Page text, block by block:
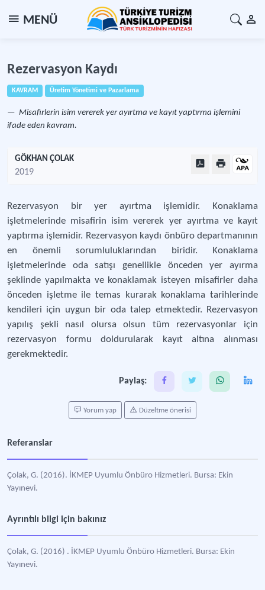
MENÜ
Rezervasyon Kaydı
KAVRAM Üretim Yönetimi ve Pazarlama
Misafirlerin isim vererek yer ayırtma ve kayıt yaptırma işlemini
ifade eden kavram.
GÖKHAN ÇOLAK
2019
Rezervasyon bir yer ayırtma işlemidir. Konaklama
işletmelerinde misafirin isim vererek yer ayırtma ve kayıt
yaptırma işlemidir. Rezervasyon kaydı önbüro departmanının
en önemli sorumluluklarından biridir. Konaklama
işletmelerinde oda satışı genellikle önceden yer ayırma
şeklinde yapılmakta ve konaklamak isteyen misafirler daha
önceden işletme ile temas kurarak konaklama tarihlerinde
kendileri için uygun bir oda talep etmektedir. Rezervasyon
yapılış şekli nasıl olursa olsun tüm rezervasyonlar için
rezervasyon formu doldurularak kayıt altına alınması
gerekmektedir.
Paylaş:
Yorum yap Düzeltme önerisi
Referanslar
Çolak, G. (2016). İKMEP Uyumlu Önbüro Hizmetleri. Bursa: Ekin
Yayınevi.
Ayrıntılı bilgi için bakınız
Çolak, G. (2016) . İKMEP Uyumlu Önbüro Hizmetleri. Bursa: Ekin
Yayınevi.